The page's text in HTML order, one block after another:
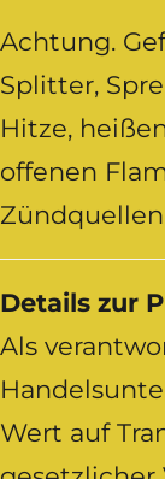
Achtung.
Splitter,
Hitze,
offenen
Details zur
Als
Wert auf